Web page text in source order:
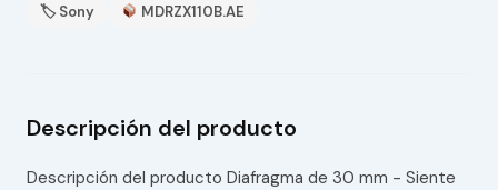
🏷 Sony MDRZX110B.AE
Descripción del producto
Descripción del producto Diafragma de 30 mm - Siente